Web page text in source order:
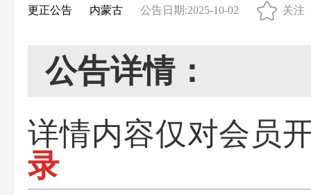
更正公告 内蒙古 公告日期:2025-10-02 关注
公告详情：
详情内容仅对会员
录